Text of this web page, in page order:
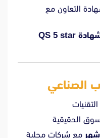
التعاون مع
أول جامعة خاصة تحصل على شهادة QS 5 star
الصناعي
الحقيقية
مع شركات محلية